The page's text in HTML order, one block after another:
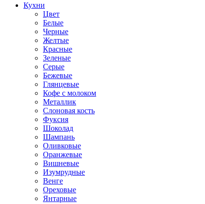
Кухни
Цвет
Белые
Черные
Желтые
Красные
Зеленые
Серые
Бежевые
Глянцевые
Кофе с молоком
Металлик
Слоновая кость
Фуксия
Шоколад
Шампань
Оливковые
Оранжевые
Вишневые
Изумрудные
Венге
Ореховые
Янтарные